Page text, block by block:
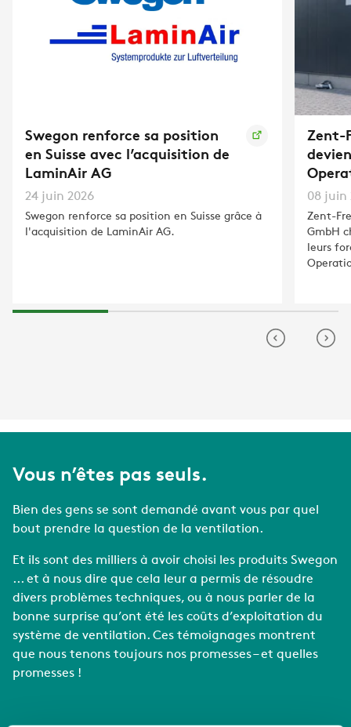
Swegon renforce sa position
en Suisse avec l’acquisition de
LaminAir AG
24 juin 2026
Swegon renforce sa position en Suisse grâce à
l'acquisition de LaminAir AG.
Zent-
08 juin
Zent-
GmbH
leurs
Vous n’êtes pas seuls.
Bien des gens se sont demandé avant vous par quel
bout prendre la question de la ventilation.
Et ils sont des milliers à avoir choisi les produits Swegon
... et à nous dire que cela leur a permis de résoudre
divers problèmes techniques, ou à nous parler de la
bonne surprise qu’ont été les coûts d’exploitation du
système de ventilation. Ces témoignages montrent
que nous tenons toujours nos promesses – et quelles
promesses !